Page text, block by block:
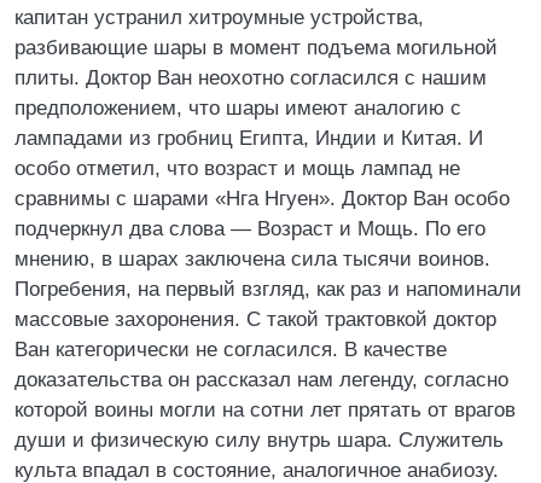
капитан устранил хитроумные устройства,
разбивающие шары в момент подъема могильной
плиты. Доктор Ван неохотно согласился с нашим
предположением, что шары имеют аналогию с
лампадами из гробниц Египта, Индии и Китая. И
особо отметил, что возраст и мощь лампад не
сравнимы с шарами «Нга Нгуен». Доктор Ван особо
подчеркнул два слова — Возраст и Мощь. По его
мнению, в шарах заключена сила тысячи воинов.
Погребения, на первый взгляд, как раз и напоминали
массовые захоронения. С такой трактовкой доктор
Ван категорически не согласился. В качестве
доказательства он рассказал нам легенду, согласно
которой воины могли на сотни лет прятать от врагов
души и физическую силу внутрь шара. Служитель
культа впадал в состояние, аналогичное анабиозу.